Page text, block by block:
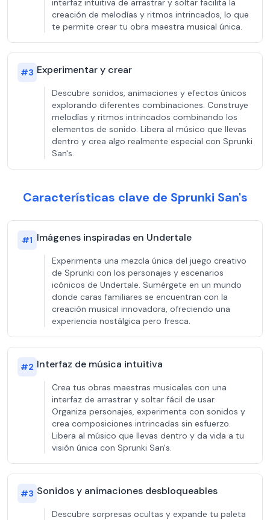
interfaz intuitiva de arrastrar y soltar facilita la
creación de melodías y ritmos intrincados, lo que
te permite crear tu obra maestra musical única.
#3 Experimentar y crear
Descubre sonidos, animaciones y efectos únicos
explorando diferentes combinaciones. Construye
melodías y ritmos intrincados combinando los
elementos de sonido. Libera al músico que llevas
dentro y crea algo realmente especial con Sprunki
San's.
Características clave de Sprunki San's
#1 Imágenes inspiradas en Undertale
Experimenta una mezcla única del juego creativo
de Sprunki con los personajes y escenarios
icónicos de Undertale. Sumérgete en un mundo
donde caras familiares se encuentran con la
creación musical innovadora, ofreciendo una
experiencia nostálgica pero fresca.
#2 Interfaz de música intuitiva
Crea tus obras maestras musicales con una
interfaz de arrastrar y soltar fácil de usar.
Organiza personajes, experimenta con sonidos y
crea composiciones intrincadas sin esfuerzo.
Libera al músico que llevas dentro y da vida a tu
visión única con Sprunki San's.
#3 Sonidos y animaciones desbloqueables
Descubre sorpresas ocultas y expande tu paleta